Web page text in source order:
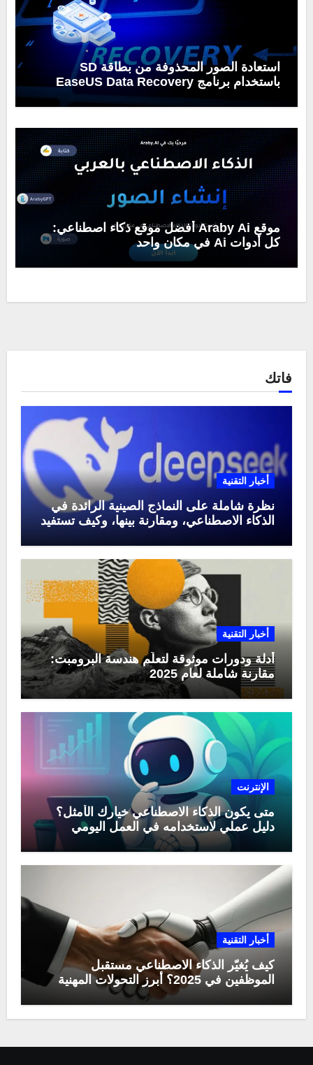
استعادة الصور المحذوفة من بطاقة SD
باستخدام برنامج EaseUS Data Recovery
موقع Araby Ai أفضل موقع ذكاء اصطناعي:
كل أدوات Ai في مكان واحد
فاتك
أخبار التقنية
نظرة شاملة على النماذج الصينية الرائدة في
الذكاء الاصطناعي، ومقارنة بينها، وكيف تستفيد
أخبار التقنية
أدلة ودورات موثوقة لتعلّم هندسة البرومبت:
مقارنة شاملة لعام 2025
الإنترنت
متى يكون الذكاء الاصطناعي خيارك الأمثل؟
دليل عملي لاستخدامه في العمل اليومي
أخبار التقنية
كيف يُغيّر الذكاء الاصطناعي مستقبل
الموظفين في 2025؟ أبرز التحولات المهنية